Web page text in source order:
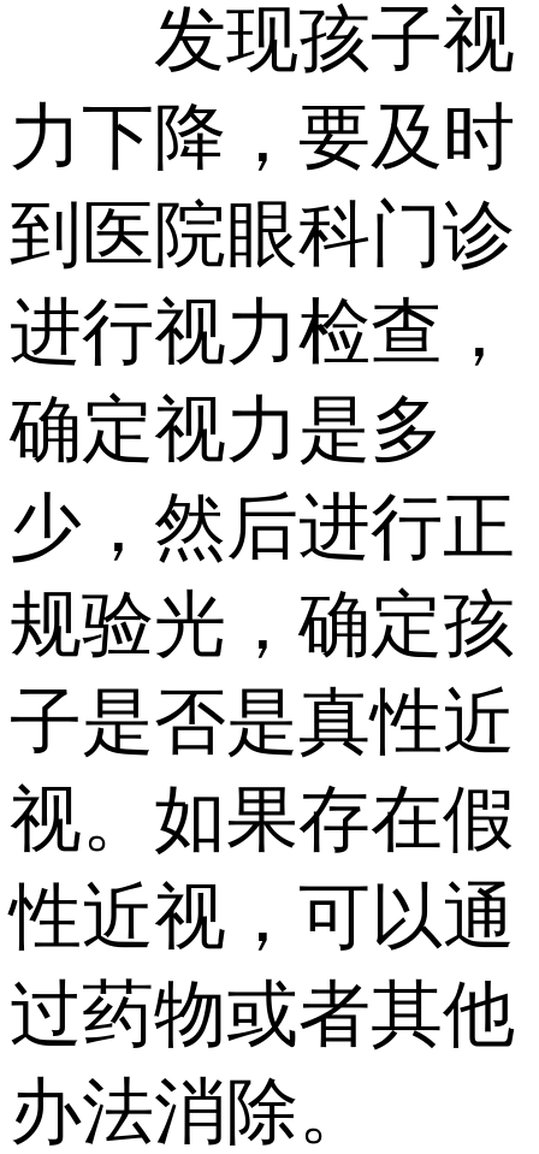
发现孩子视
力下降，要及时
到医院眼科门诊
进行视力检查，
确定视力是多
少，然后进行正
规验光，确定孩
子是否是真性近
视。如果存在假
性近视，可以通
过药物或者其他
办法消除。